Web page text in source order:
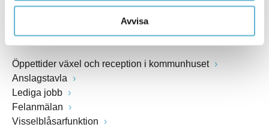
Avvisa
Öppettider växel och reception i kommunhuset
Anslagstavla
Lediga jobb
Felanmälan
Visselblåsarfunktion